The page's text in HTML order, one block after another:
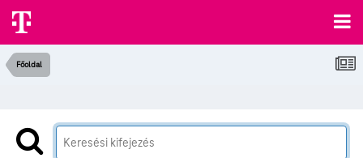
Főoldal